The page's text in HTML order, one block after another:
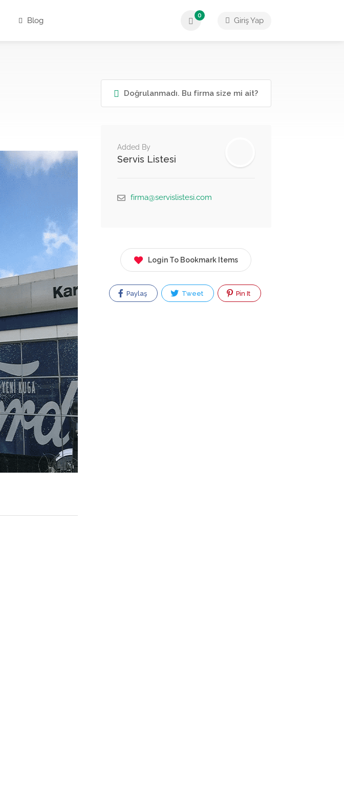
Blog
0
Giriş Yap
Doğrulanmadı. Bu firma size mi ait?
Added By
Servis Listesi
firma@servislistesi.com
Login To Bookmark Items
Paylaş Tweet Pin It